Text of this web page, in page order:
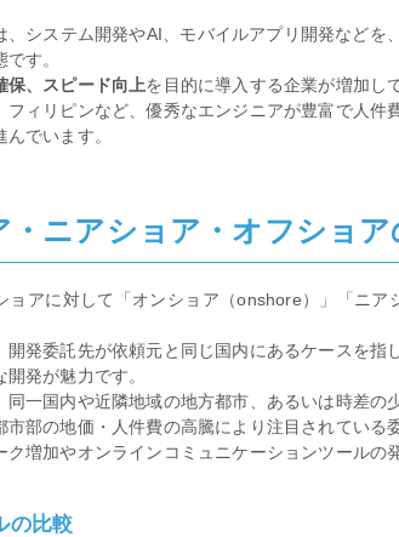
、システム開発やAI、モバイルアプリ開発などを
す。
保、スピード向上を目的に導入する企業が増加し
フィリピンなど、優秀なエンジニアが豊富で人件
でいます。
・ニアショア・オフショア
ョアに対して「オンショア（onshore）」「ニ
開発委託先が依頼元と同じ国内にあるケースを指
発が魅力です。
同一国内や近隣地域の地方都市、あるいは時差の
市部の地価・人件費の高騰により注目されている
ク増加やオンラインコミュニケーションツールの
の比較